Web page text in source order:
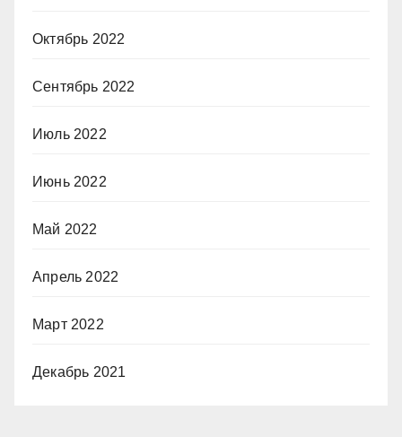
Октябрь 2022
Сентябрь 2022
Июль 2022
Июнь 2022
Май 2022
Апрель 2022
Март 2022
Декабрь 2021